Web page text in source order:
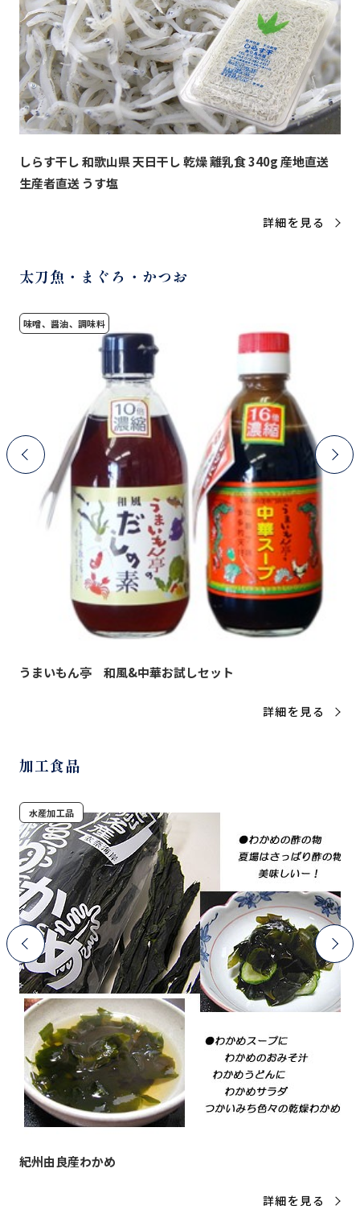
しらす干し 和歌山県 天日干し 乾燥 離乳食 340g 産地直送
生産者直送 うす塩
詳細を見る
太刀魚・まぐろ・かつお
味噌、醤油、調味料
うまいもん亭 和風&中華お試しセット
詳細を見る
加工食品
水産加工品
紀州由良産わかめ
詳細を見る